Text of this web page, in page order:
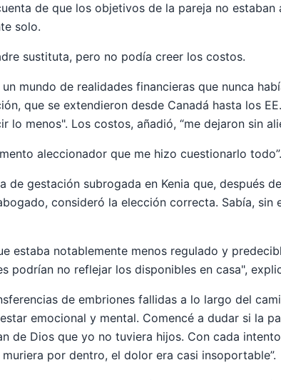
de que los objetivos de la pareja no estaban
solo.
sustituta, pero no podía creer los costos.
mundo de realidades financieras que nunca
que se extendieron desde Canadá hasta los
lo menos". Los costos, añadió, “me dejaron sin
aleccionador que me hizo cuestionarlo todo”.
de gestación subrogada en Kenia que, después
consideró la elección correcta. Sabía, sin
estaba notablemente menos regulado y
podrían no reflejar los disponibles en casa",
de embriones fallidas a lo largo del
emocional y mental. Comencé a dudar si la
de Dios que yo no tuviera hijos. Con cada
por dentro, el dolor era casi insoportable”.